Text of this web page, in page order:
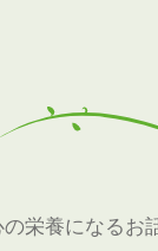
栄養になるお